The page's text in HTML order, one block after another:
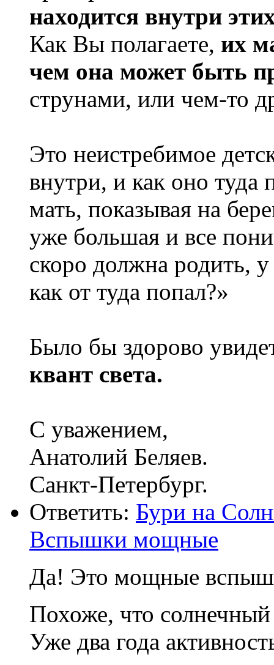
находится внутри
Как Вы полагаете, их
чем она может быть
струнами, или чем-то
Это неистребимое
внутри, и как оно туда
мать, показывая на
уже большая и все
скоро должна родить,
как от туда попал?»
Было бы здорово
квант света.
С уважением,
Анатолий Беляев.
Санкт-Петербург.
Ответить: Бури на
Вспышки мощные
Да! Это мощные
Похоже, что солнечный
Уже два года